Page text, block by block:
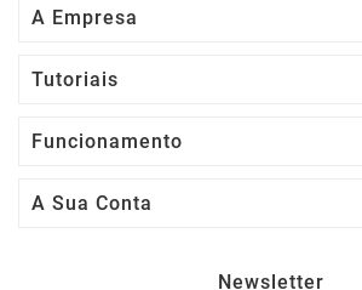
A Empresa
Tutoriais
Funcionamento
A Sua Conta
Newsletter